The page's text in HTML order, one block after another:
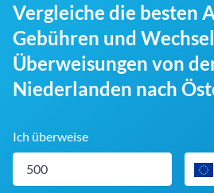
Vergleiche die besten
Gebühren und
Überweisungen von
Niederlanden nach
Ich überweise